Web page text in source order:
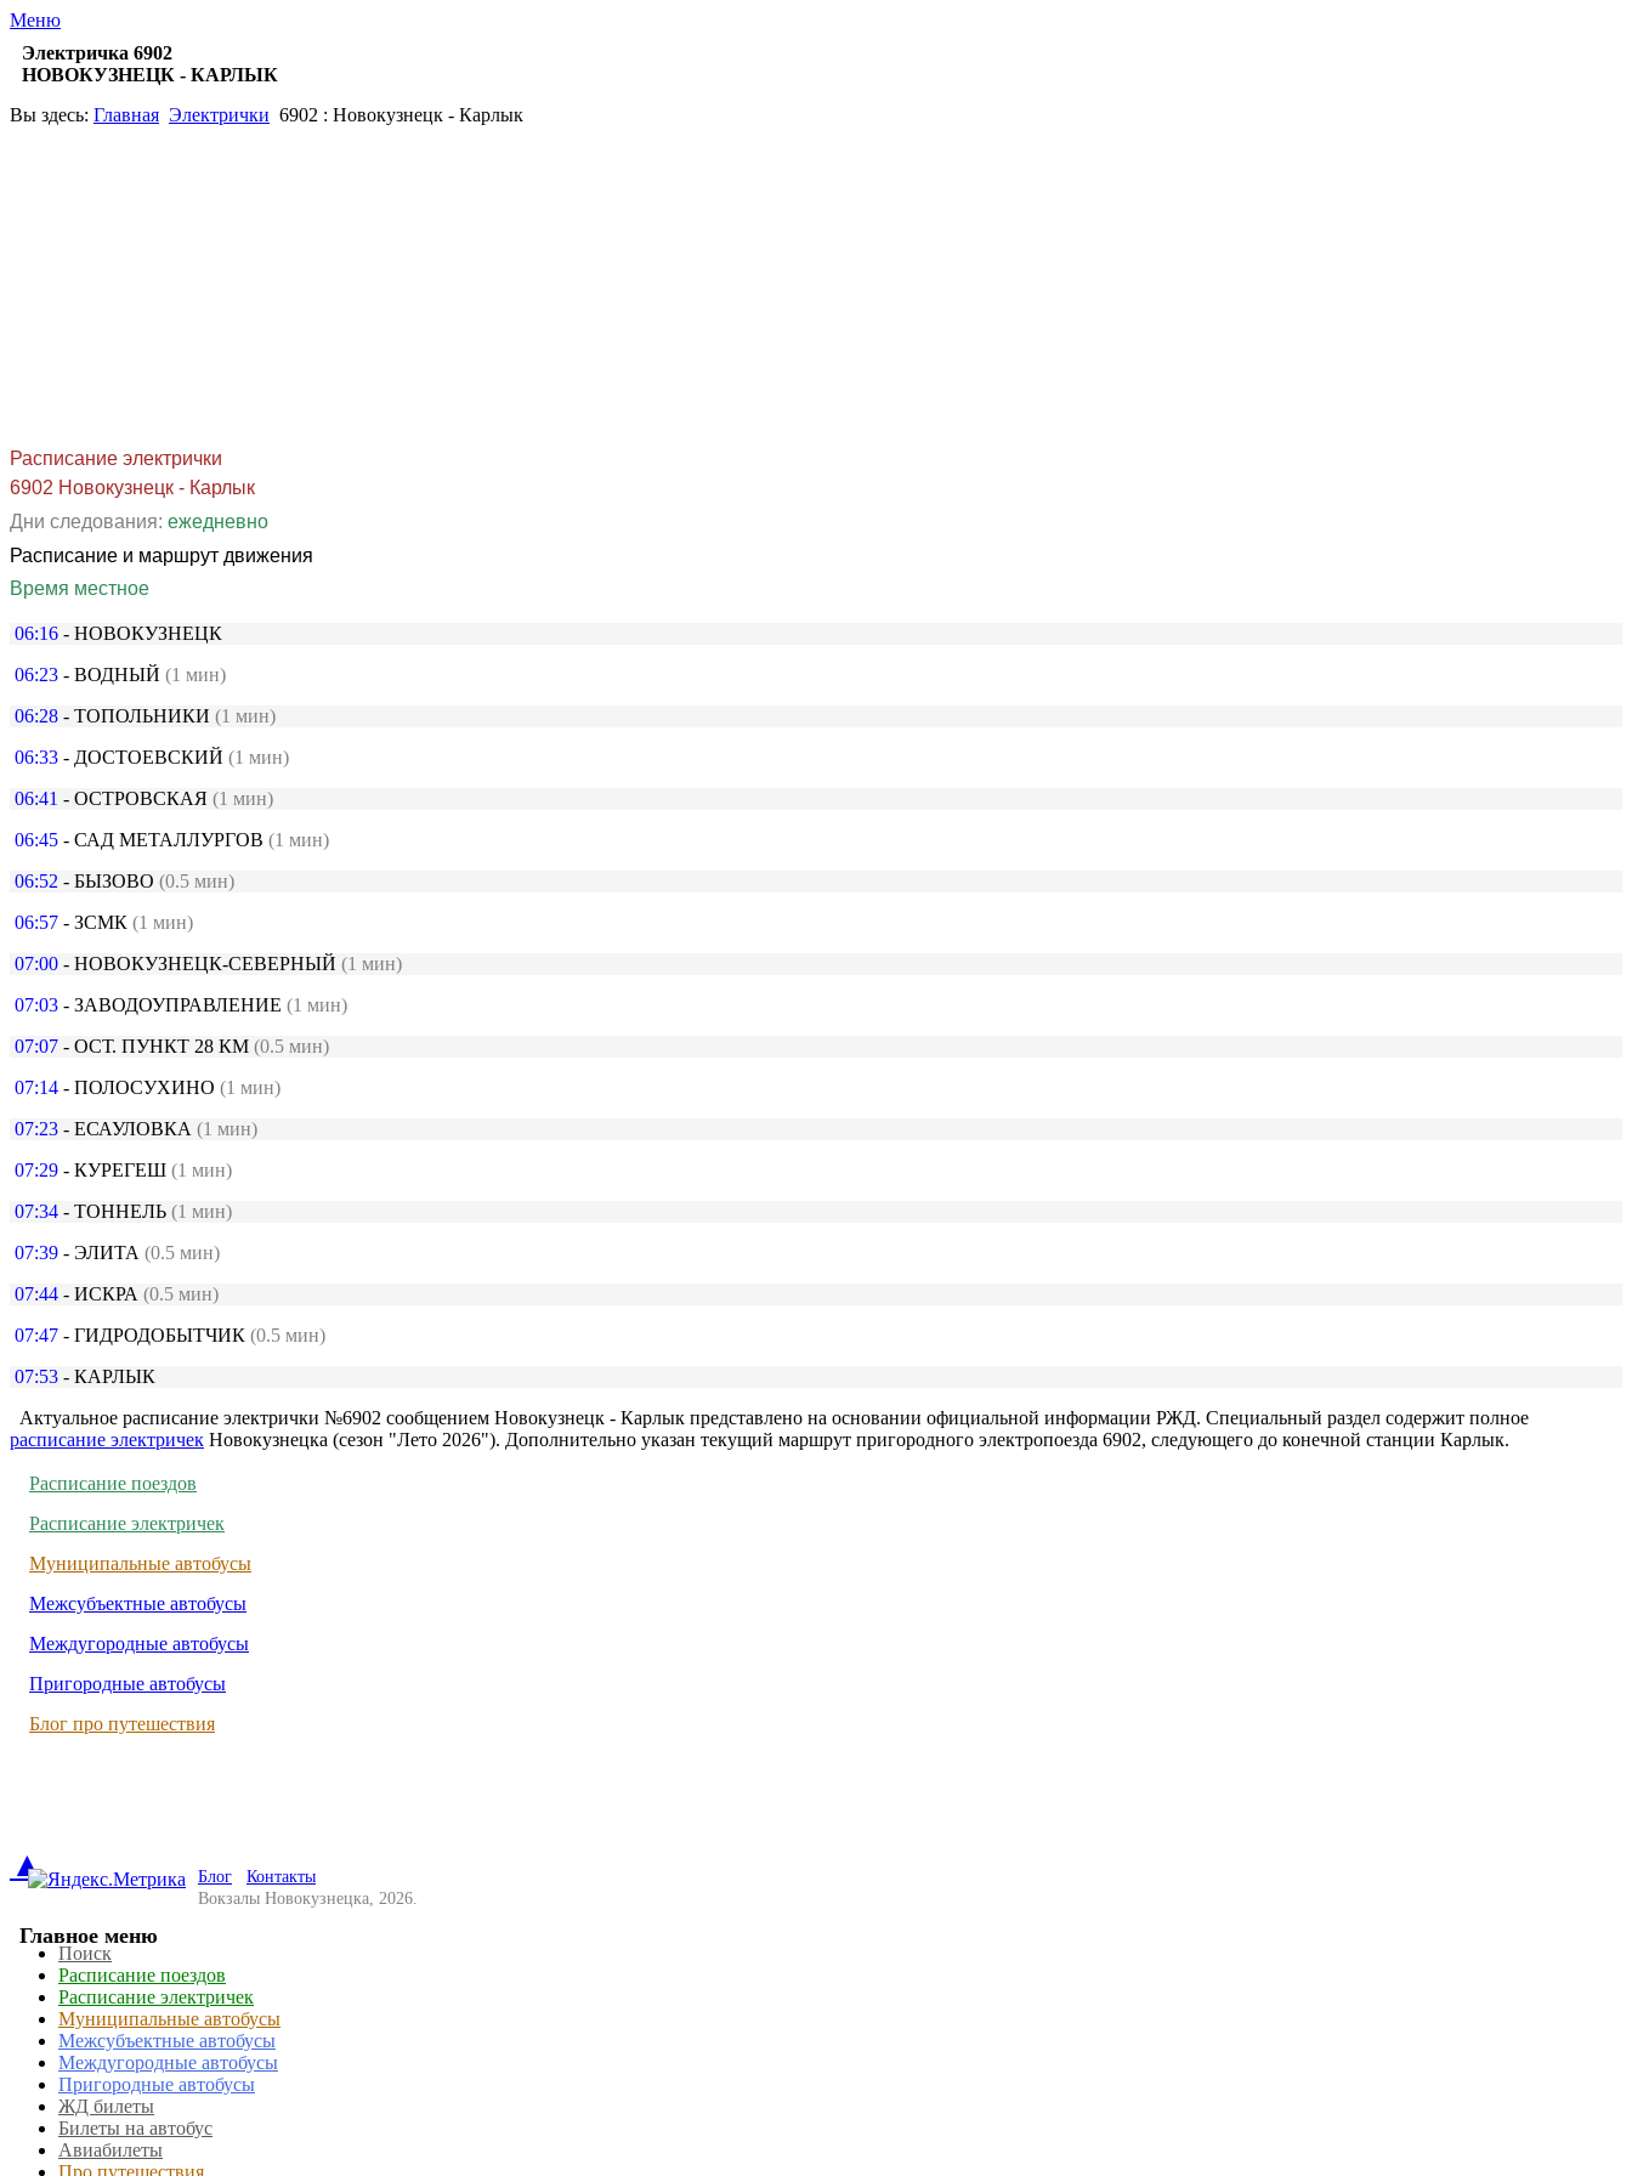
Меню
Электричка 6902
НОВОКУЗНЕЦК - КАРЛЫК
Вы здесь: Главная Электрички 6902 : Новокузнецк - Карлык
Расписание электрички
6902 Новокузнецк - Карлык
Дни следования: ежедневно
Расписание и маршрут движения
Время местное
06:16 - НОВОКУЗНЕЦК
06:23 - ВОДНЫЙ (1 мин)
06:28 - ТОПОЛЬНИКИ (1 мин)
06:33 - ДОСТОЕВСКИЙ (1 мин)
06:41 - ОСТРОВСКАЯ (1 мин)
06:45 - САД МЕТАЛЛУРГОВ (1 мин)
06:52 - БЫЗОВО (0.5 мин)
06:57 - ЗСМК (1 мин)
07:00 - НОВОКУЗНЕЦК-СЕВЕРНЫЙ (1 мин)
07:03 - ЗАВОДОУПРАВЛЕНИЕ (1 мин)
07:07 - ОСТ. ПУНКТ 28 КМ (0.5 мин)
07:14 - ПОЛОСУХИНО (1 мин)
07:23 - ЕСАУЛОВКА (1 мин)
07:29 - КУРЕГЕШ (1 мин)
07:34 - ТОННЕЛЬ (1 мин)
07:39 - ЭЛИТА (0.5 мин)
07:44 - ИСКРА (0.5 мин)
07:47 - ГИДРОДОБЫТЧИК (0.5 мин)
07:53 - КАРЛЫК
Актуальное расписание электрички №6902 сообщением Новокузнецк - Карлык представлено на основании официальной информации РЖД. Специальный раздел содержит полное
расписание электричек Новокузнецка (сезон "Лето 2026"). Дополнительно указан текущий маршрут пригородного электропоезда 6902, следующего до конечной станции Карлык.
Расписание поездов
Расписание электричек
Муниципальные автобусы
Межсубъектные автобусы
Междугородные автобусы
Пригородные автобусы
Блог про путешествия
▲ Блог
Контакты
Вокзалы Новокузнецка, 2026.
Главное меню
Поиск
Расписание поездов
Расписание электричек
Муниципальные автобусы
Межсубъектные автобусы
Междугородные автобусы
Пригородные автобусы
ЖД билеты
Билеты на автобус
Авиабилеты
Про путешествия